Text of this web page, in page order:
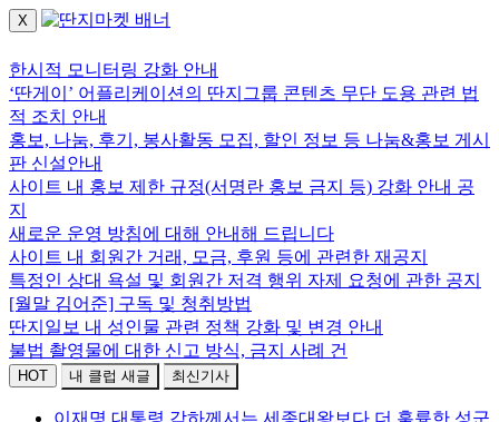
X
한시적 모니터링 강화 안내
‘딴게이’ 어플리케이션의 딴지그룹 콘텐츠 무단 도용 관련 법
적 조치 안내
홍보, 나눔, 후기, 봉사활동 모집, 할인 정보 등 나눔&홍보 게시
판 신설안내
사이트 내 홍보 제한 규정(서명란 홍보 금지 등) 강화 안내 공
지
새로운 운영 방침에 대해 안내해 드립니다
사이트 내 회원간 거래, 모금, 후원 등에 관련한 재공지
특정인 상대 욕설 및 회원간 저격 행위 자제 요청에 관한 공지
[월말 김어준] 구독 및 청취방법
딴지일보 내 성인물 관련 정책 강화 및 변경 안내
불법 촬영물에 대한 신고 방식, 금지 사례 건
HOT 내 클럽 새글 최신기사
이재명 대통령 각하께서는 세종대왕보다 더 훌륭한 성군